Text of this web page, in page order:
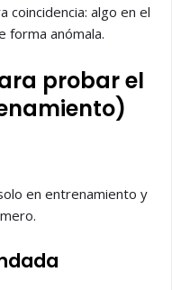
coincidencia: algo en el
forma anómala.
probar el
en entrenamiento y